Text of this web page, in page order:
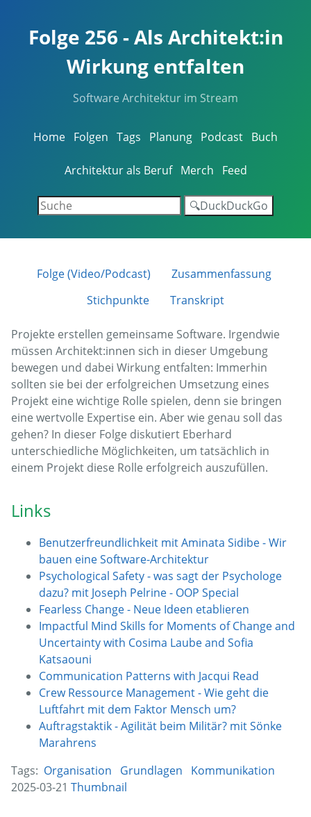
Folge 256 - Als Architekt:in
Wirkung entfalten
Software Architektur im Stream
Home Folgen Tags Planung Podcast Buch
Architektur als Beruf Merch Feed
🔍DuckDuckGo
Folge (Video/Podcast)
Zusammenfassung
Stichpunkte
Transkript
Projekte erstellen gemeinsame Software. Irgendwie
müssen Architekt:innen sich in dieser Umgebung
bewegen und dabei Wirkung entfalten: Immerhin
sollten sie bei der erfolgreichen Umsetzung eines
Projekt eine wichtige Rolle spielen, denn sie bringen
eine wertvolle Expertise ein. Aber wie genau soll das
gehen? In dieser Folge diskutiert Eberhard
unterschiedliche Möglichkeiten, um tatsächlich in
einem Projekt diese Rolle erfolgreich auszufüllen.
Links
Benutzerfreundlichkeit mit Aminata Sidibe - Wir
bauen eine Software-Architektur
Psychological Safety - was sagt der Psychologe
dazu? mit Joseph Pelrine - OOP Special
Fearless Change - Neue Ideen etablieren
Impactful Mind Skills for Moments of Change and
Uncertainty with Cosima Laube and Sofia
Katsaouni
Communication Patterns with Jacqui Read
Crew Ressource Management - Wie geht die
Luftfahrt mit dem Faktor Mensch um?
Auftragstaktik - Agilität beim Militär? mit Sönke
Marahrens
Tags: Organisation Grundlagen
Kommunikation
2025-03-21 Thumbnail